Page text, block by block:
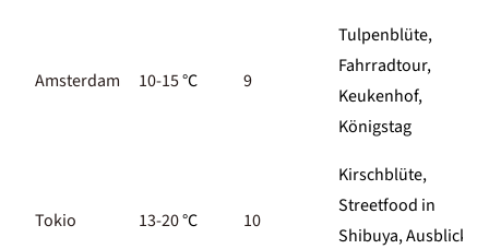
Amsterdam 10-15°C 9
Tulpenblüte,
Fahrradtour,
Keukenhof,
Königstag
Tokio 13-20°C 10
Kirschblüte,
Streetfood in
Shibuya, Ausblick